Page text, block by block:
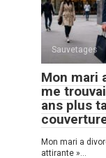
Sauvetages
Mon mari
me
ans plus
Mon mari a
attirante »…